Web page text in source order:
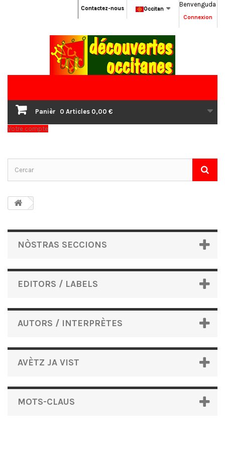
Benvenguda
Connexion
Occitan
Contactez-nous
Panièr 0 Articles 0,00 €
Votre compte
NÒSTRAS SECCIONS
EDITORS / LABELS
AUTORS / INTERPRÈTES
AVÈTZ JA VIST
MOTS-CLAUS